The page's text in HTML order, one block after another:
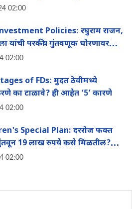
होईल? वाचा
02:00
Policies: रघुराम राजन,
यांची परकीय गुंतवणूक धोरणावर
माहिती
02:00
of FDs: मुदत ठेवीमध्ये
का टाळावे? ही आहेत ‘5’ कारणे
02:00
Special Plan: दररोज फक्त
19 लाख रुपये कसे मिळतील?
माहिती
02:00